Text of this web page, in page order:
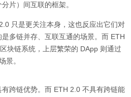
片）间互联的框架。
只是更关注本身，这也反应出它们对
多链并存、互联互通的场景。而 ETH
块链系统，上层繁荣的 DApp 则通过
景。
跨链优势。而 ETH 2.0 不具有跨链能